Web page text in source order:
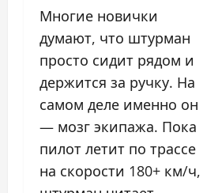
Многие новички
думают, что штурман
просто сидит рядом и
держится за ручку. На
самом деле именно он
— мозг экипажа. Пока
пилот летит по трассе
на скорости 180+ км/ч,